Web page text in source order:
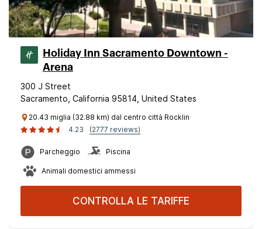
Holiday Inn Sacramento Downtown -
Arena
300 J Street
Sacramento, California 95814, United States
20.43 miglia (32.88 km) dal centro città Rocklin
4.23
(2777 reviews)
Parcheggio Piscina
Animali domestici ammessi
CONTROLLA LE TARIFFE